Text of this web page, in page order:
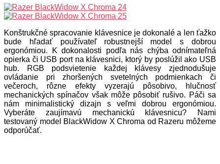
Konštrukčné spracovanie klávesnice je dokonalé a len ťažko
bude hľadať používateľ robustnejší model s dobrou
ergonómiou. K dokonalosti podľa nás chýba odnímateľná
opierka či USB port na klávesnici, ktorý by poslúžil ako USB
hub. RGB podsvietenie každej klávesy zjednodušuje
ovládanie pri zhoršených svetelných podmienkach či
večeroch, rôzne efekty vyzerajú pôsobivo, hlučnosť
mechanických spínačov však môže pôsobiť rušivo. Páči sa
nám minimalistický dizajn s veľmi dobrou ergonómiou.
Vyberáte zaujímavú mechanickú klávesnicu? Nami
testovaný model BlackWidow X Chroma od Razeru môžeme
odporúčať.